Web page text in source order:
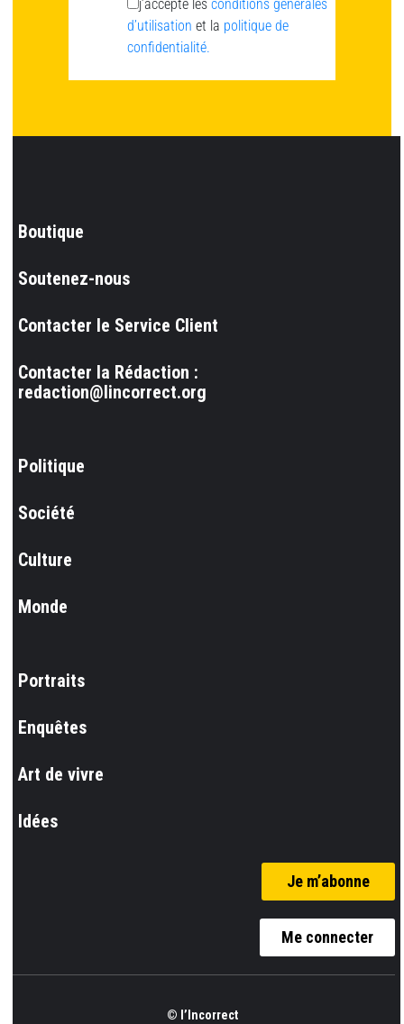
j’accepte les conditions générales
d’utilisation et la politique de
confidentialité.
Boutique
Soutenez-nous
Contacter le Service Client
Contacter la Rédaction :
redaction@lincorrect.org
Politique
Société
Culture
Monde
Portraits
Enquêtes
Art de vivre
Idées
Je m’abonne
Me connecter
© l’Incorrect